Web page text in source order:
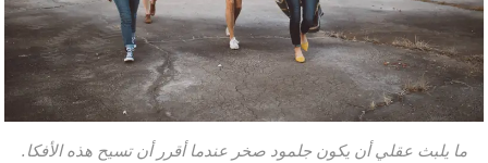
ما يلبث عقلي أن يكون جلمود صخر عندما أقرر أن تسيح هذه الأفكا.